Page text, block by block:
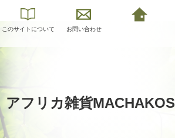
このサイトについて お問い合わせ
アフリカ雑貨MACHAKOS